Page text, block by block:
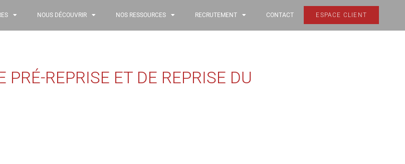
NOUS DÉCOUVRIR NOS RESSOURCES RECRUTEMENT CONTACT ESPACE CLIENT
REPRISE ET DE REPRISE DU